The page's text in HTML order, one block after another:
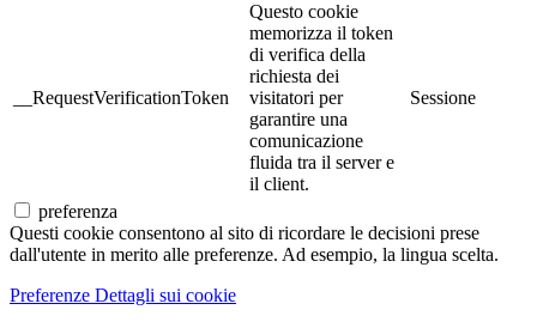
__RequestVerificationToken
Questo cookie
memorizza il token
di verifica della
richiesta dei
visitatori per
garantire una
comunicazione
fluida tra il server e
il client.
Sessione
preferenza
Questi cookie consentono al sito di ricordare le decisioni prese
dall'utente in merito alle preferenze. Ad esempio, la lingua scelta.
Preferenze Dettagli sui cookie